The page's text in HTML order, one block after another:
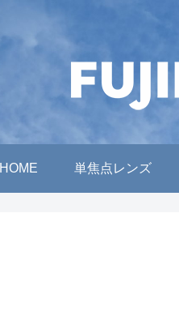
HOME 単焦点レンズ